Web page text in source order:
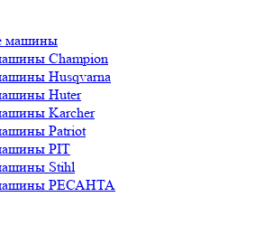
машины
Champion
Husqvarna
Huter
Karcher
Patriot
PIT
Stihl
РЕСАНТА